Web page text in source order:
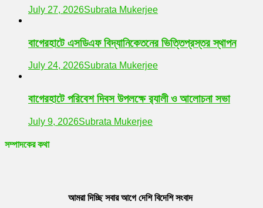
July 27, 2026Subrata Mukerjee
বাগেরহাটে এসডিএফ বিদ্যানিকেতনের ভিত্তিপ্রস্তর স্থাপন
July 24, 2026Subrata Mukerjee
বাগেরহাটে পরিবেশ দিবস উপলক্ষে র‌্যালী ও আলোচনা সভা
July 9, 2026Subrata Mukerjee
সম্পাদকের কথা
আমরা দিচ্ছি সবার আগে দেশি বিদেশি সংবাদ